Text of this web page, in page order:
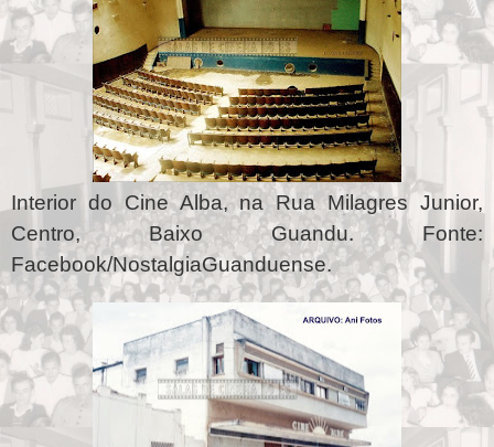
Interior do Cine Alba, na Rua Milagres Junior,
Centro, Baixo Guandu. Fonte:
Facebook/NostalgiaGuanduense.